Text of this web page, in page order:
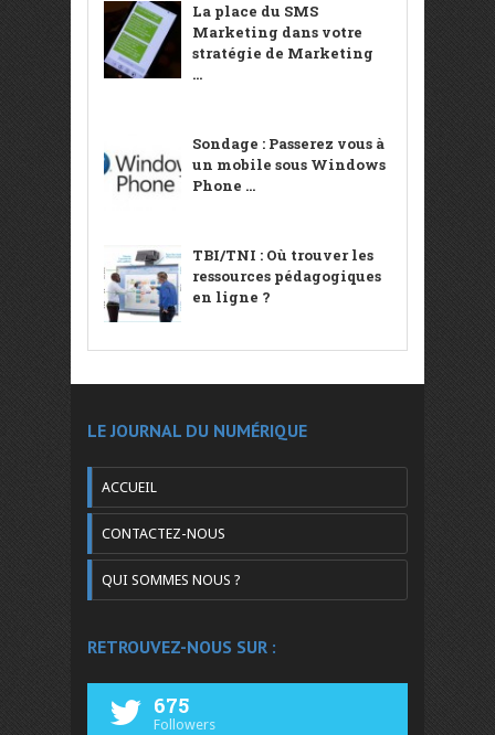
La place du SMS
Marketing dans votre
stratégie de Marketing
...
Sondage : Passerez vous à
un mobile sous Windows
Phone ...
TBI/TNI : Où trouver les
ressources pédagogiques
en ligne ?
LE JOURNAL DU NUMÉRIQUE
ACCUEIL
CONTACTEZ-NOUS
QUI SOMMES NOUS ?
RETROUVEZ-NOUS SUR :
675
Followers